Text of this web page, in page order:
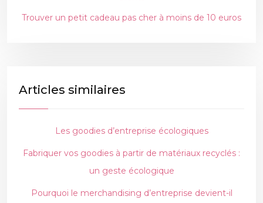
Trouver un petit cadeau pas cher à moins de 10 euros
Articles similaires
Les goodies d’entreprise écologiques
Fabriquer vos goodies à partir de matériaux recyclés :
un geste écologique
Pourquoi le merchandising d’entreprise devient-il